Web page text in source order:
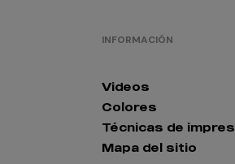
INFORMACIÓN
Videos
Colores
Técnicas de
Mapa del sitio